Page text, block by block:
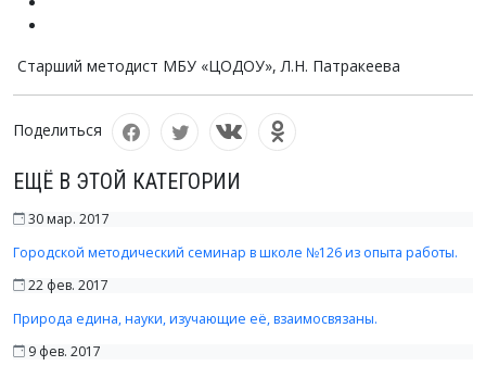
ЕЩЁ В ЭТОЙ КАТЕГОРИИ
30 мар. 2017
Городской методический семинар в школе №126 из опыта работы.
22 фев. 2017
Природа едина, науки, изучающие её, взаимосвязаны.
9 фев. 2017
Старший методист МБУ «ЦОДОУ», Л.Н. Патракеева
Поделиться